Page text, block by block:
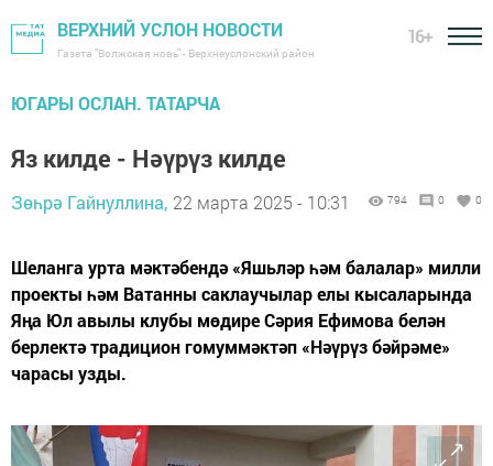
ВЕРХНИЙ УСЛОН НОВОСТИ
Газета "Волжская новь" - Верхнеуслонский район
16+
ЮГАРЫ ОСЛАН. ТАТАРЧА
Яз килде - Нәүрүз килде
Зөһрә Гайнуллина, 22 марта 2025 - 10:31 794 0 0
Шеланга урта мәктәбендә «Яшьләр һәм балалар» милли
проекты һәм Ватанны саклаучылар елы кысаларында
Яңа Юл авылы клубы мөдире Сәрия Ефимова белән
берлектә традицион гомуммәктәп «Нәүрүз бәйрәме»
чарасы узды.